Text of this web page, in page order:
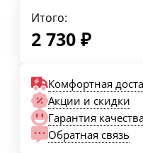
Итого:
2 730 ₽
Комфортная
Акции и скидки
Гарантия
Обратная связь